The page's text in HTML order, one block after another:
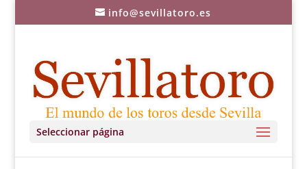
info@sevillatoro.es
Seleccionar página